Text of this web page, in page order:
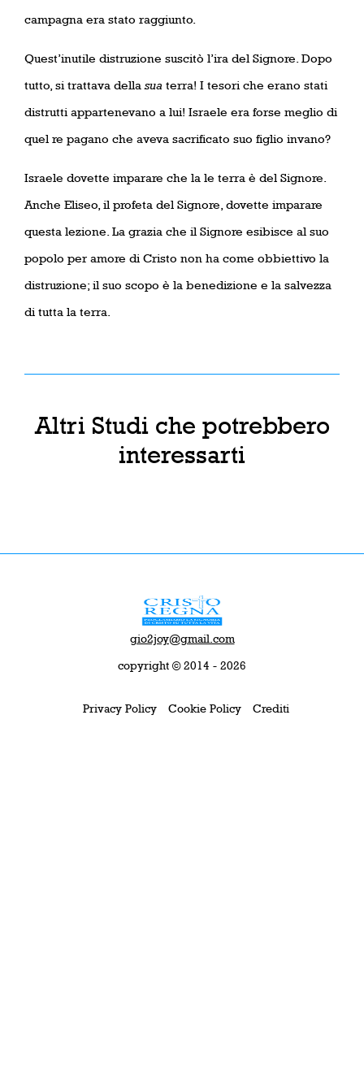
campagna era stato raggiunto.
Quest’inutile distruzione suscitò l’ira del Signore. Dopo
tutto, si trattava della sua terra! I tesori che erano stati
distrutti appartenevano a lui! Israele era forse meglio di
quel re pagano che aveva sacrificato suo figlio invano?
Israele dovette imparare che la le terra è del Signore.
Anche Eliseo, il profeta del Signore, dovette imparare
questa lezione. La grazia che il Signore esibisce al suo
popolo per amore di Cristo non ha come obbiettivo la
distruzione; il suo scopo è la benedizione e la salvezza
di tutta la terra.
Altri Studi che potrebbero
interessarti
gio2joy@gmail.com
copyright © 2014 - 2026
Privacy Policy Cookie Policy Crediti